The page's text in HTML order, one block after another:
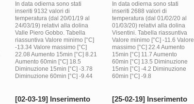
In data odierna sono stati
inseriti 9132 valori di
temperatura (dal 20/01/19 al
24/03/19) relativi alla dolina
Valle Piero Gobbo. Tabella
riassuntiva Valore minimo [°C]
-13.34 Valore massimo [°C]
22.08 Aumento 15min [°C] 8.21
Aumento 60min [°C] 18.5
Diminuzione 15min [°C] -3.78
Diminuzione 60min [°C] -9.44
In data odierna sono stati
inseriti 2688 valori di
temperatura (dal 01/02/20 al
01/03/20) relativi alla dolina
Visentini. Tabella riassuntiva
Valore minimo [°C] -11.6 Valore
massimo [°C] 22.4 Aumento
15min [°C] 11.7 Aumento
60min [°C] 13.5 Diminuzione
15min [°C] -4.2 Diminuzione
60min [°C] -9.8
[02-03-19] Inserimento
[25-02-19] Inserimento